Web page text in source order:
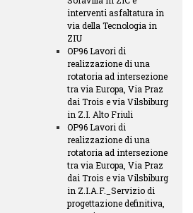
interventi asfaltatura in
via della Tecnologia in
ZIU
OP96 Lavori di
realizzazione di una
rotatoria ad intersezione
tra via Europa, Via Praz
dai Trois e via Vilsbiburg
in Z.I. Alto Friuli
OP96 Lavori di
realizzazione di una
rotatoria ad intersezione
tra via Europa, Via Praz
dai Trois e via Vilsbiburg
in Z.I.A.F._Servizio di
progettazione definitiva,